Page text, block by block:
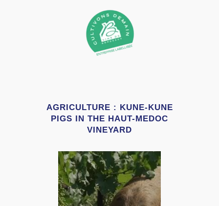
AGRICULTURE : KUNE-KUNE
PIGS IN THE HAUT-MEDOC
VINEYARD